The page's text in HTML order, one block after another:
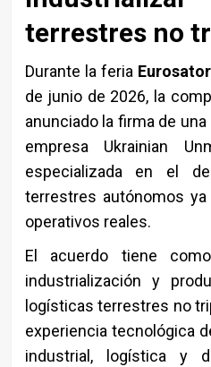
terrestres no
Durante la feria
de junio de 2026, la
anunciado la firma de
empresa Ukrainian
especializada en el
terrestres autónomos
operativos reales.
El acuerdo tiene
industrialización y
logísticas terrestres no
experiencia tecnológica
industrial, logística y